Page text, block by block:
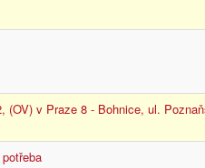
(OV) v Praze 8 - Bohnice, ul.